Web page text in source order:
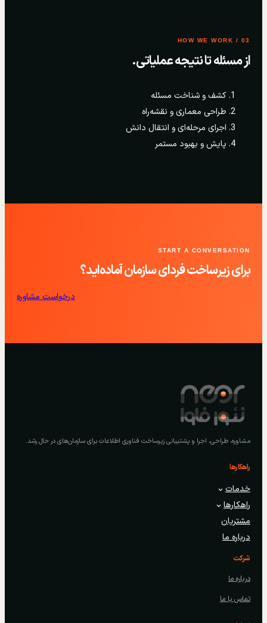
03 / HOW WE WORK
از مسئله تا نتیجه عملیاتی.
کشف و شناخت مسئله
طراحی معماری و نقشه‌راه
اجرای مرحله‌ای و انتقال دانش
پایش و بهبود مستمر
START A CONVERSATION
برای زیرساخت فردای سازمان آماده‌اید؟
درخواست مشاوره
مشاوره، طراحی، اجرا و پشتیبانی زیرساخت فناوری اطلاعات برای سازمان‌های در حال رشد.
راهکارها
خدمات
راهکارها
مشتریان
درباره ما
شرکت
درباره ما
تماس با ما